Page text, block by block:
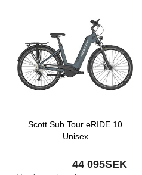
Scott Sub Tour eRIDE 10
Unisex
44 095SEK